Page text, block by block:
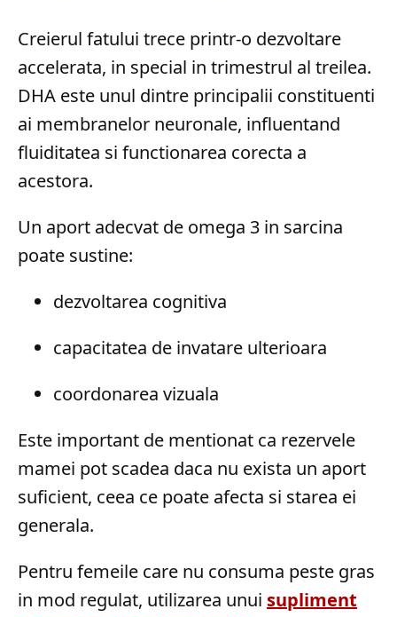
Creierul fatului trece printr-o dezvoltare
accelerata, in special in trimestrul al treilea.
DHA este unul dintre principalii constituenti
ai membranelor neuronale, influentand
fluiditatea si functionarea corecta a
acestora.
Un aport adecvat de omega 3 in sarcina
poate sustine:
dezvoltarea cognitiva
capacitatea de invatare ulterioara
coordonarea vizuala
Este important de mentionat ca rezervele
mamei pot scadea daca nu exista un aport
suficient, ceea ce poate afecta si starea ei
generala.
Pentru femeile care nu consuma peste gras
in mod regulat, utilizarea unui supliment